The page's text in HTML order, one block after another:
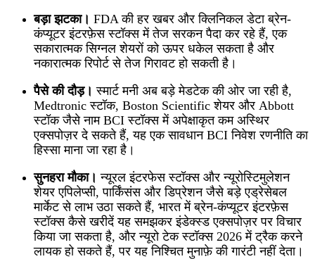
बड़ा झटका। FDA की हर खबर और क्लिनिकल डेटा ब्रेन-
कंप्यूटर इंटरफ़ेस स्टॉक्स में तेज सरकन पैदा कर रहे हैं, एक
सकारात्मक सिग्नल शेयरों को ऊपर धकेल सकता है और
नकारात्मक रिपोर्ट से तेज गिरावट हो सकती है।
पैसे की दौड़। स्मार्ट मनी अब बड़े मेडटेक की ओर जा रही है,
Medtronic स्टॉक, Boston Scientific शेयर और Abbott
स्टॉक जैसे नाम BCI स्टॉक्स में अपेक्षाकृत कम अस्थिर
एक्सपोज़र दे सकते हैं, यह एक सावधान BCI निवेश रणनीति का
हिस्सा माना जा रहा है।
सुनहरा मौका। न्यूरल इंटरफेस स्टॉक्स और न्यूरोस्टिमुलेशन
शेयर एपिलेप्सी, पार्किंसंस और डिप्रेशन जैसे बड़े एड्रेसेबल
मार्केट से लाभ उठा सकते हैं, भारत में ब्रेन-कंप्यूटर इंटरफ़ेस
स्टॉक्स कैसे खरीदें यह समझकर इंडेक्स्ड एक्सपोज़र पर विचार
किया जा सकता है, और न्यूरो टेक स्टॉक्स 2026 में ट्रैक करने
लायक हो सकते हैं, पर यह निश्चित मुनाफ़े की गारंटी नहीं देता।